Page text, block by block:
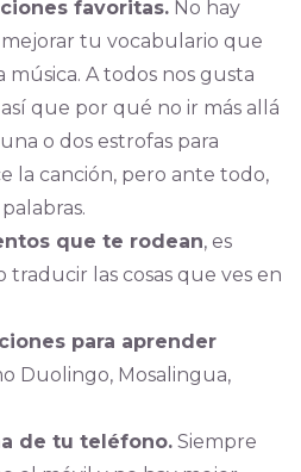
favoritas.No hay
tu vocabulario que
música. A todos nos gusta
que por qué no ir más allá
o dos estrofas para
la canción, pero ante todo,
que te rodean, es
traducir las cosas que ves en
para aprender
Duolingo, Mosalingua,
de tu teléfono.Siempre